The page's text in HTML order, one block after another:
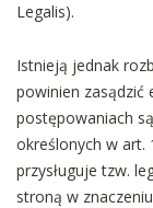
Legalis).
Istnieją jednak
powinien zasądzić
postępowaniach
określonych w art.
przysługuje tzw.
stroną w